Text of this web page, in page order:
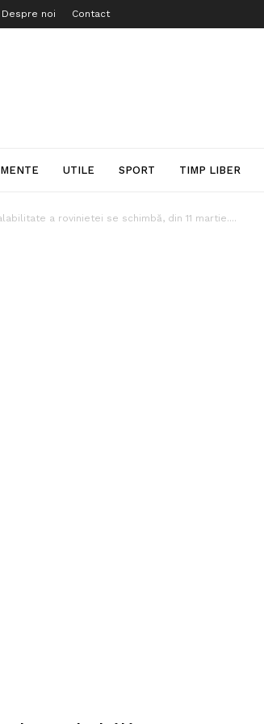
Despre noi Contact
UTILE SPORT TIMP LIBER
a rovinietei se schimbă, din 11 martie....